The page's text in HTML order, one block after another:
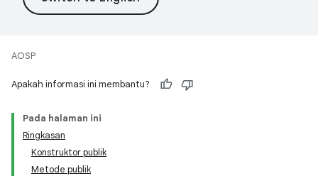
AOSP
Apakah informasi ini membantu?
Pada halaman ini
Ringkasan
Konstruktor publik
Metode publik